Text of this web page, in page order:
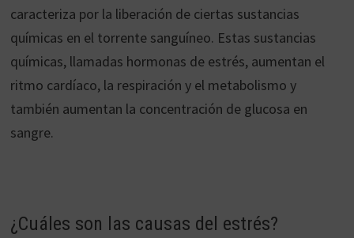
caracteriza por la liberación de ciertas sustancias
químicas en el torrente sanguíneo. Estas sustancias
químicas, llamadas hormonas de estrés, aumentan el
ritmo cardíaco, la respiración y el metabolismo y
también aumentan la concentración de glucosa en
sangre.
¿Cuáles son las causas del estrés?